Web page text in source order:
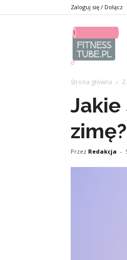
Zaloguj się / Dołącz
Strona główna
zimę?
Przez Redakcja -